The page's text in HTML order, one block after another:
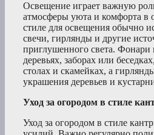
Освещение играет важную
атмосферы уюта и комфорта в
стиле для освещения обычно
свечи, гирлянды и другие
приглушенного света. Фонари
деревьях, заборах или
столах и скамейках, а
украшения деревьев и
Уход за огородом в стиле
Уход за огородом в стиле